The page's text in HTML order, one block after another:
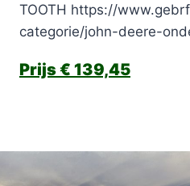
TOOTH https://
categorie/john-deere-
€ 139,45